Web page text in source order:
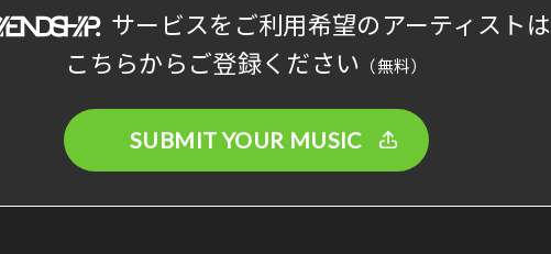
サービスをご利用希望のアーティストは
こちらからご登録ください （無料）
SUBMIT YOUR MUSIC